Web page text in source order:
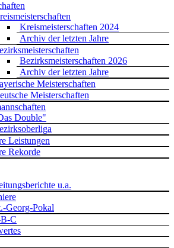
Kreismeisterschaften 2024
Archiv der letzten Jahre
Bezirksmeisterschaften 2026
Archiv der letzten Jahre
Meisterschaften
Meisterschaften
Double"
Leistungen
Rekorde
u.a.
Georg-Pokal
C